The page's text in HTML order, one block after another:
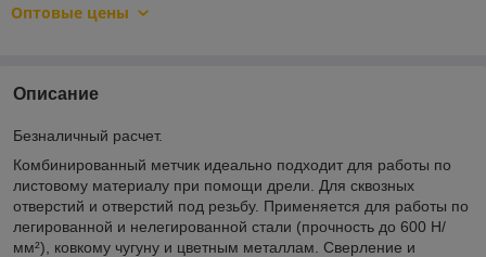
Оптовые цены
Описание
Безналичный расчет.
Комбинированный метчик идеально подходит для работы по
листовому материалу при помощи дрели. Для сквозных
отверстий и отверстий под резьбу. Применяется для работы по
легированной и нелегированной стали (прочность до 600 Н/
мм²), ковкому чугуну и цветным металлам. Сверление и